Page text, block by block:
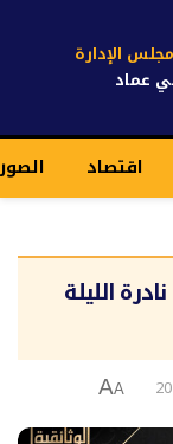
الإدارة
عماد
اقتصاد
الليلة
A
A